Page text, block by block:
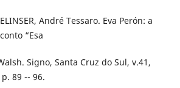
André Tessaro. Eva Perón: a
“Esa
Signo, Santa Cruz do Sul, v.41,
89 -- 96.